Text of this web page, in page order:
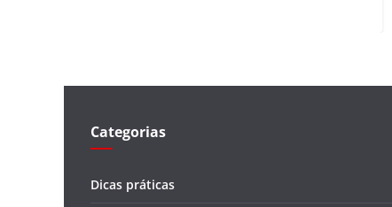
Categorias
Dicas práticas